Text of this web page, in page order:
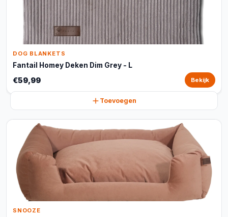
DOG BLANKETS
Fantail Homey Deken Dim Grey - L
€59,99 Bekijk
Toevoegen
SNOOZE